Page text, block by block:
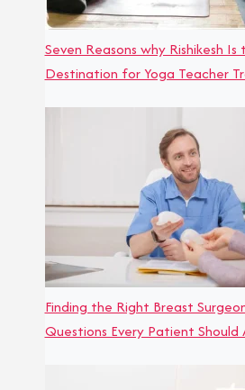
Seven Reasons why Rishikesh
Destination for Yoga Teacher
Finding the Right Breast
Questions Every Patient Should